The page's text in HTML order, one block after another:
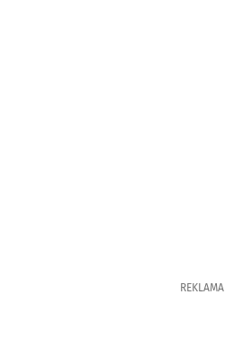
REKLAMA